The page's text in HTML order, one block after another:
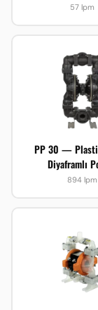
57 lpm
PP 30 —
Diyaframlı
894 lpm